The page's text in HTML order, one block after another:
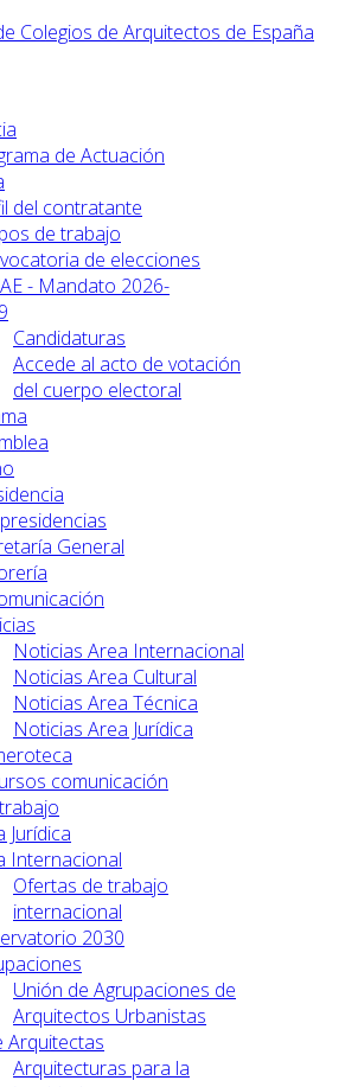
de Actuación
del contratante
de trabajo
de elecciones
- Mandato 2026-
Candidaturas
Accede al acto de votación
del cuerpo electoral
General
Noticias Area Internacional
Noticias Area Cultural
Noticias Area Técnica
Noticias Area Jurídica
comunicación
Jurídica
Internacional
Ofertas de trabajo
internacional
2030
Unión de Agrupaciones de
Arquitectos Urbanistas
Arquitectas
Arquitecturas para la